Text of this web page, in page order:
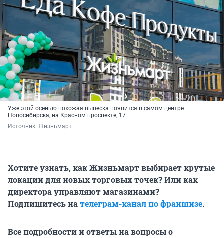
Уже этой осенью похожая вывеска появится в самом центре
Новосибирска, на Красном проспекте, 17
Источник: Жизньмарт
Хотите узнать, как Жизньмарт выбирает крутые
локации для новых торговых точек? Или как
директора управляют магазинами?
Подпишитесь нателеграм-канал по франшизе.
Все подробности и ответы на вопросы о